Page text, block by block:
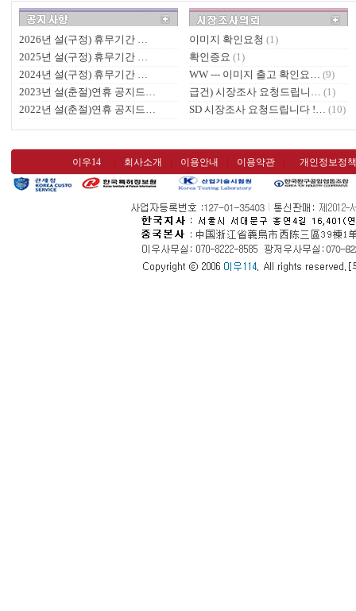
2026년 설(구정) 휴무기간 …
2025년 설(구정) 휴무기간 …
2024년 설(구정) 휴무기간 …
2023년 설(춘절)연휴 공지드…
2022년 설(춘절)연휴 공지드…
이미지 확인요청 (1)
확인증요 (1)
WW --- 이미지 출고 확인요… (9)
급건) 시장조사 요청드립니… (1)
SD 시장조사 요청드립니다 !… (10)
이우14 회사소개 이용안내 이용약관 개인정보정책